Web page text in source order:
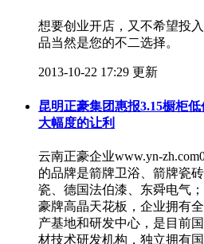
想要创业开店，又不希望投
品当然是您的不二选择。
2013-10-22 17:29 更新
昆明正豪集团惠报3.15橱柜
大幅度的让利
云南正豪企业www.yn-
的品牌是箭牌卫浴、箭牌瓷
瓷、德国法伯漆、东舜电气
豪牌高晶天花板，企业拥有
产基地和研发中心，是目前
材技术研发机构，独立拥有